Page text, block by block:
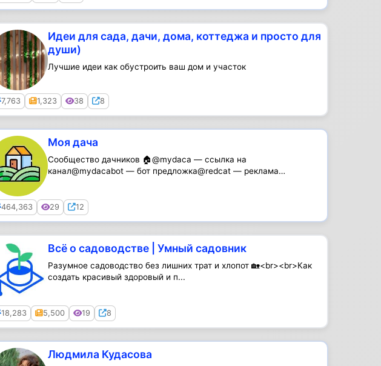
Public
Идеи для сада, дачи, дома, коттеджа и просто для
души)
Лучшие идеи как обустроить ваш дом и участок
7,763 1,323 38 8
Public
Моя дача
Сообщество дачников 🏠@mydaca — ссылка на
канал@mydacabot — бот предложка@redcat — реклама
464,363 29 12
Public
Всё о садоводстве | Умный садовник
Разумное садоводство без лишних трат и хлопот 🏡<br><br>Как
создать красивый здоровый и п...
18,283 5,500 19 8
Людмила Кудасова